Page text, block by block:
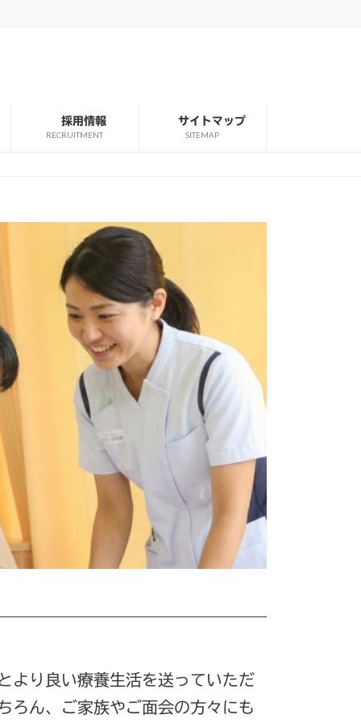
採用情報
RECRUITMENT
サイトマップ
SITEMAP
より良い療養生活を送っていただ
ろん、ご家族やご面会の方々にも